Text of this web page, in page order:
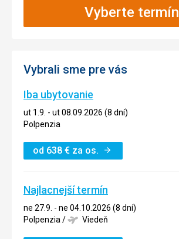
Vyberte termín
Vybrali sme pre vás
Iba ubytovanie
ut 1.9. - ut 08.09.2026 (8 dní)
Polpenzia
od 638 € za os.
Najlacnejší termín
ne 27.9. - ne 04.10.2026 (8 dní)
Polpenzia / Viedeň